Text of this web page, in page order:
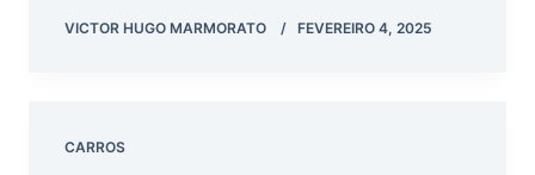
VICTOR HUGO MARMORATO FEVEREIRO 4, 2025
CARROS